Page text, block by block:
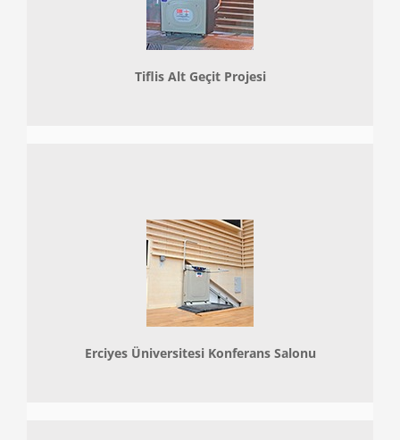
Tiflis Alt Geçit Projesi
Erciyes Üniversitesi Konferans Salonu